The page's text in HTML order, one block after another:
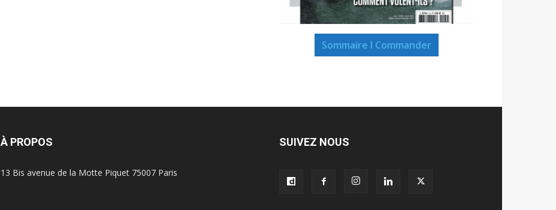
Sommaire I Commander
À PROPOS
13 Bis avenue de la Motte Piquet 75007 Paris
SUIVEZ NOUS